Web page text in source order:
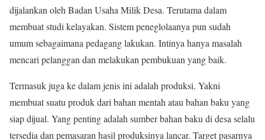
dijalankan oleh Badan Usaha Milik Desa. Terutama dalam
membuat studi kelayakan. Sistem peneglolaanya pun sudah
umum sebagaimana pedagang lakukan. Intinya hanya masalah
mencari pelanggan dan melakukan pembukuan yang baik.
Termasuk juga ke dalam jenis ini adalah produksi. Yakni
membuat suatu produk dari bahan mentah atau bahan baku yang
siap dijual. Yang penting adalah sumber bahan baku di desa selalu
tersedia dan pemasaran hasil produksinya lancar. Target pasarnya